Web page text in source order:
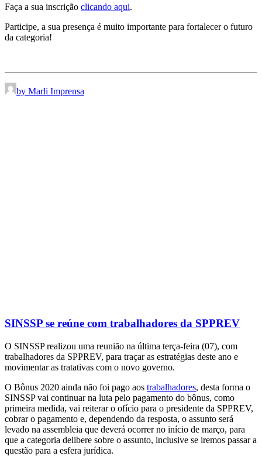
Faça a sua inscrição clicando aqui.
Participe, a sua presença é muito importante para fortalecer o futuro
da categoria!
by Marli Imprensa
SINSSP se reúne com trabalhadores da SPPREV
O SINSSP realizou uma reunião na última terça-feira (07), com
trabalhadores da SPPREV, para traçar as estratégias deste ano e
movimentar as tratativas com o novo governo.
O Bônus 2020 ainda não foi pago aos trabalhadores, desta forma o
SINSSP vai continuar na luta pelo pagamento do bônus, como
primeira medida, vai reiterar o ofício para o presidente da SPPREV,
cobrar o pagamento e, dependendo da resposta, o assunto será
levado na assembleia que deverá ocorrer no início de março, para
que a categoria delibere sobre o assunto, inclusive se iremos passar a
questão para a esfera jurídica.